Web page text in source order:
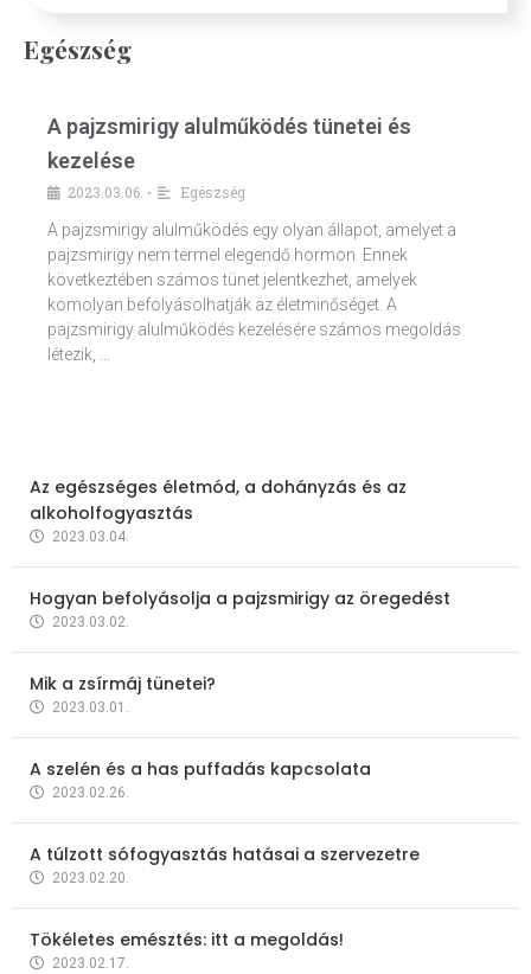
Egészség
A pajzsmirigy alulműködés tünetei és
kezelése
2023.03.06. •
Egészség
A pajzsmirigy alulműködés egy olyan állapot, amelyet a
pajzsmirigy nem termel elegendő hormon. Ennek
következtében számos tünet jelentkezhet, amelyek
komolyan befolyásolhatják az életminőséget. A
pajzsmirigy alulműködés kezelésére számos megoldás
létezik, …
Az egészséges életmód, a dohányzás és az
alkoholfogyasztás
2023.03.04.
Hogyan befolyásolja a pajzsmirigy az öregedést
2023.03.02.
Mik a zsírmáj tünetei?
2023.03.01.
A szelén és a has puffadás kapcsolata
2023.02.26.
A túlzott sófogyasztás hatásai a szervezetre
2023.02.20.
Tökéletes emésztés: itt a megoldás!
2023.02.17.